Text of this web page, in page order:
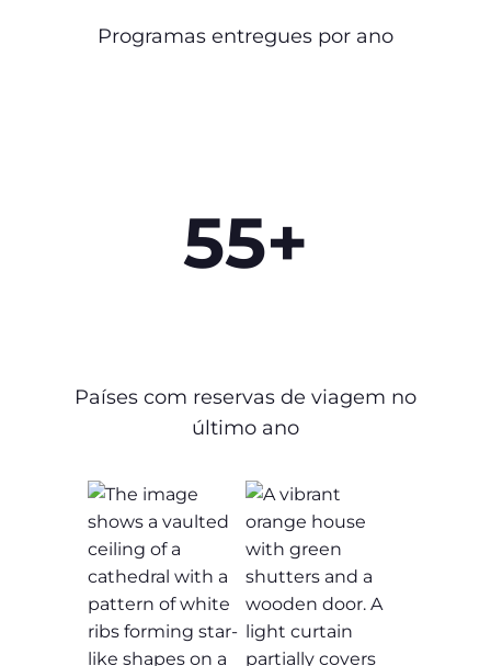
Programas entregues por ano
55+
Países com reservas de viagem no
último ano